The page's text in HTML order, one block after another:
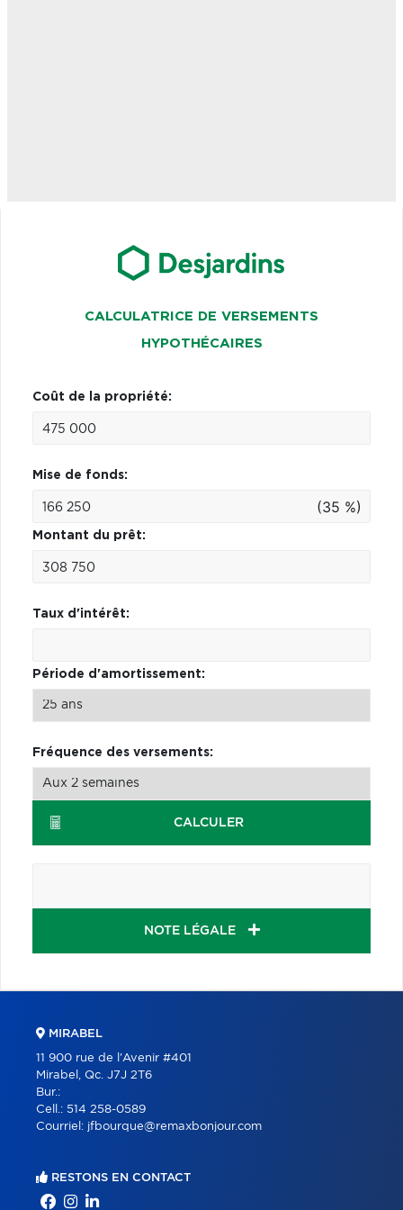
CALCULATRICE DE VERSEMENTS
HYPOTHÉCAIRES
Coût de la propriété:
Mise de fonds:
(35 %)
Montant du prêt:
Taux d'intérêt:
Période d'amortissement:
Fréquence des versements:
CALCULER
NOTE LÉGALE
MIRABEL
11 900 rue de l'Avenir #401
Mirabel, Qc. J7J 2T6
Bur.:
Cell.: 514 258-0589
Courriel: jfbourque@remaxbonjour.com
RESTONS EN CONTACT